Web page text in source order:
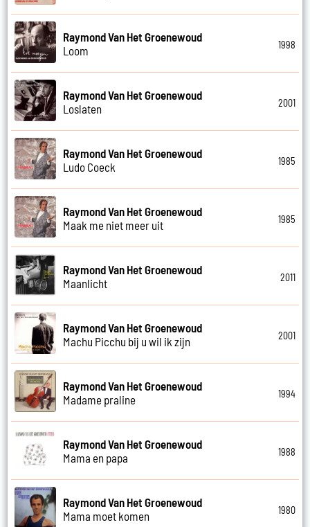
Raymond Van Het Groenewoud
Loom
1998
Raymond Van Het Groenewoud
Loslaten
2001
Raymond Van Het Groenewoud
Ludo Coeck
1985
Raymond Van Het Groenewoud
Maak me niet meer uit
1985
Raymond Van Het Groenewoud
Maanlicht
2011
Raymond Van Het Groenewoud
Machu Picchu bij u wil ik zijn
2001
Raymond Van Het Groenewoud
Madame praline
1994
Raymond Van Het Groenewoud
Mama en papa
1988
Raymond Van Het Groenewoud
Mama moet komen
1980